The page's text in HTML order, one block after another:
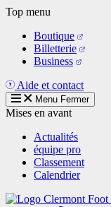
Aller
contenu
principal
Top menu
Boutique
Billetterie
Business
Aide et contact
Menu Fermer
Mises en avant
Actualités
équipe pro
Classement
Calendrier